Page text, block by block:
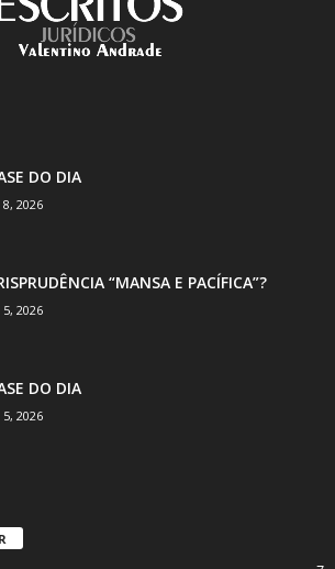
DO DIA
2026
“MANSA E PACÍFICA”?
2026
DO DIA
2026